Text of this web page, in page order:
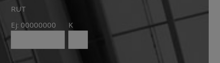
RUT
Ej: 00000000
K